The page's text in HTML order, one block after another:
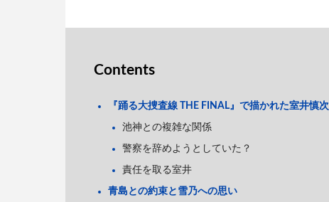
Contents
『踊る大捜査線 THE FINAL』で描かれた室井慎次
池神との複雑な関係
警察を辞めようとしていた？
責任を取る室井
青島との約束と雪乃への思い